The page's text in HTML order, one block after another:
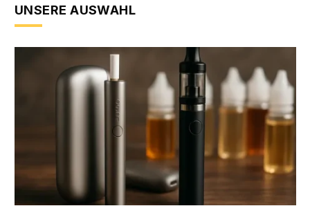
UNSERE AUSWAHL